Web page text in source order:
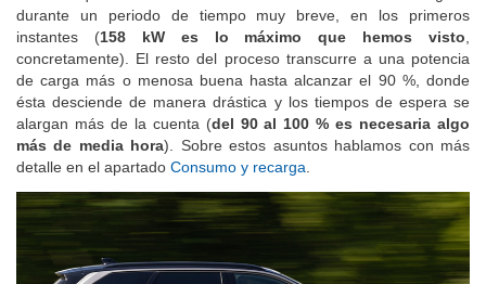
máxima que admite en corriente continua solo se consiguen
durante un periodo de tiempo muy breve, en los primeros
instantes (158 kW es lo máximo que hemos visto,
concretamente). El resto del proceso transcurre a una potencia
de carga más o menosa buena hasta alcanzar el 90 %, donde
ésta desciende de manera drástica y los tiempos de espera se
alargan más de la cuenta (del 90 al 100 % es necesaria algo
más de media hora). Sobre estos asuntos hablamos con más